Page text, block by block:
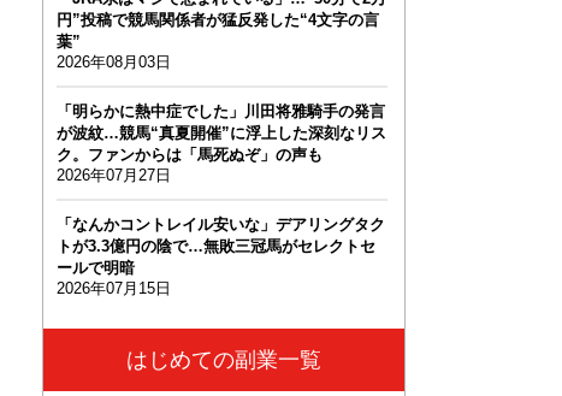
円”投稿で競馬関係者が猛反発した“4文字の言
葉”
2026年08月03日
「明らかに熱中症でした」川田将雅騎手の発言
が波紋…競馬“真夏開催”に浮上した深刻なリス
ク。ファンからは「馬死ぬぞ」の声も
2026年07月27日
「なんかコントレイル安いな」デアリングタク
トが3.3億円の陰で…無敗三冠馬がセレクトセ
ールで明暗
2026年07月15日
はじめての副業一覧